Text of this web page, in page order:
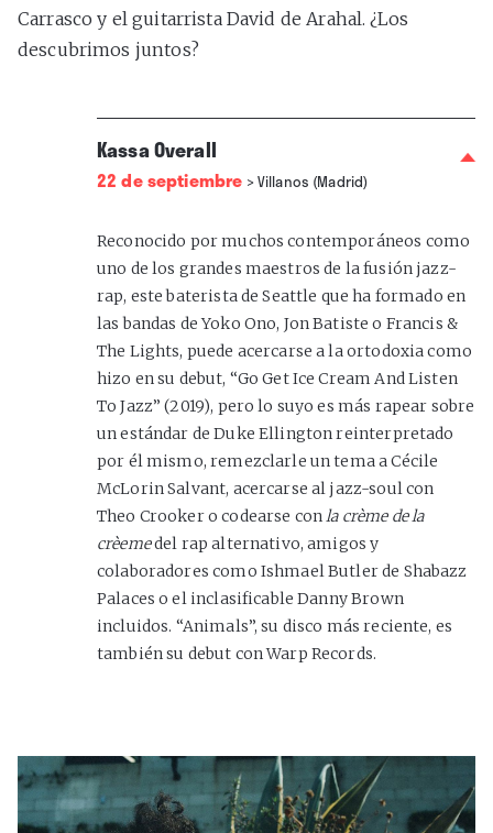
Carrasco y el guitarrista David de Arahal. ¿Los
descubrimos juntos?
Kassa Overall
22 de septiembre > Villanos (Madrid)
Reconocido por muchos contemporáneos como
uno de los grandes maestros de la fusión jazz-
rap, este baterista de Seattle que ha formado en
las bandas de Yoko Ono, Jon Batiste o Francis &
The Lights, puede acercarse a la ortodoxia como
hizo en su debut, “Go Get Ice Cream And Listen
To Jazz” (2019), pero lo suyo es más rapear sobre
un estándar de Duke Ellington reinterpretado
por él mismo, remezclarle un tema a Cécile
McLorin Salvant, acercarse al jazz-soul con
Theo Crooker o codearse con la crème de la
crèemedel rap alternativo, amigos y
colaboradores como Ishmael Butler de Shabazz
Palaces o el inclasificable Danny Brown
incluidos. “Animals”, su disco más reciente, es
también su debut con Warp Records.